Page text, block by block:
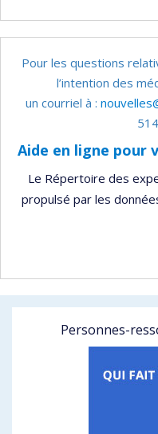
Pour les questions
l’intention des
un courriel à :
Aide en ligne pour
Le Répertoire des
propulsé par les
Personnes-